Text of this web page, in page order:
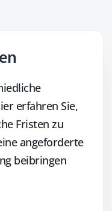
erfahren Sie,
Fristen zu
angeforderte
beibringen